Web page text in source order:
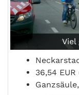
Viel
36,54 EUR